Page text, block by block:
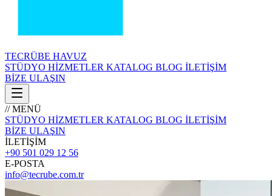
TECRÜBE HAVUZ
STÜDYO HİZMETLER KATALOG BLOG İLETİŞİM
BİZE ULAŞIN
// MENÜ
STÜDYO HİZMETLER KATALOG BLOG İLETİŞİM
BİZE ULAŞIN
İLETİŞİM
+90 501 029 12 56
E-POSTA
info@tecrube.com.tr